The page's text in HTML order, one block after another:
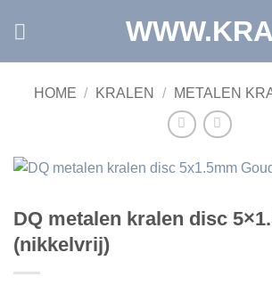
HOME / KRALEN / METALEN
DQ metalen kralen disc
(nikkelvrij)